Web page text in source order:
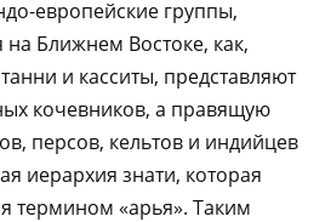
европейские группы,
Ближнем Востоке, как,
и касситы, представляют
кочевников, а правящую
персов, кельтов и индийцев
иерархия знати, которая
термином «арья». Таким